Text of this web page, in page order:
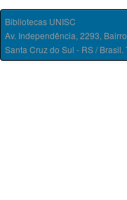
Bibliotecas UNISC
Av. Independência, 2293,
Santa Cruz do Sul - RS /